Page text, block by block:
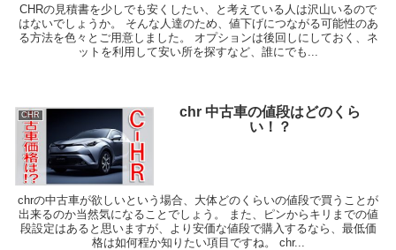
CHRの見積書を少しでも安くしたい、と考えている人は沢山いるので
はないでしょうか。 そんな人達のため、値下げにつながる可能性のあ
る方法を色々とご用意しました。 オプションは後回しにしておく、ネ
ットを利用して安い所を探すなど、誰にでも...
CHR
chr 中古車の値段はどのくら
い！？
chrの中古車が欲しいという場合、大体どのくらいの値段で買うことが
出来るのか当然気になることでしょう。 また、ピンからキリまでの値
段設定はあると思いますが、より安価な値段で購入するなら、最低価
格は如何程か知りたい項目ですね。 chr...